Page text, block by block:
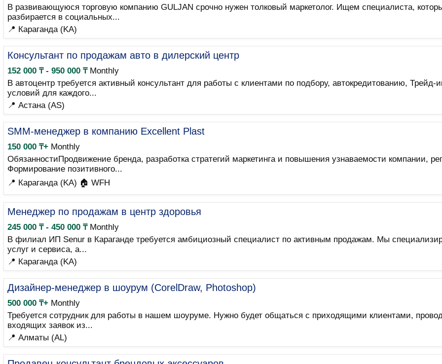
В развивающуюся торговую компанию GULJAN срочно нужен толковый маркетолог. Ищем специалиста,
разбирается в социальных...
📍 Караганда (KA)
Консультант по продажам авто в дилерский центр
152 000 ₸ - 950 000 ₸Monthly
В автоцентр требуется активный консультант для работы с клиентами по подбору, автокредитованию,
условий для каждого...
📍 Астана (AS)
SMM-менеджер в компанию Excellent Plast
150 000 ₸+ Monthly
ОбязанностиПродвижение бренда, разработка стратегий маркетинга и повышения узнаваемости компании,
Формирование позитивного...
📍 Караганда (KA) 🏠 WFH
Менеджер по продажам в центр здоровья
245 000 ₸ - 450 000 ₸Monthly
В филиал ИП Senur в Караганде требуется амбициозный специалист по активным продажам. Мы
услуг и сервиса, а...
📍 Караганда (KA)
Дизайнер-менеджер в шоурум (CorelDraw, Photoshop)
500 000 ₸+ Monthly
Требуется сотрудник для работы в нашем шоуруме. Нужно будет общаться с приходящими клиентами,
входящих заявок из...
📍 Алматы (AL)